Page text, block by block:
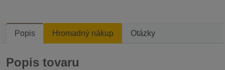
Popis Hromadný nákup Otázky
Popis tovaru